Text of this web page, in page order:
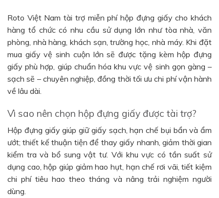
Roto Việt Nam tài trợ miễn phí hộp đựng giấy cho khách
hàng tổ chức có nhu cầu sử dụng lớn như tòa nhà, văn
phòng, nhà hàng, khách sạn, trường học, nhà máy. Khi đặt
mua giấy vệ sinh cuộn lớn sẽ được tặng kèm hộp đựng
giấy phù hợp, giúp chuẩn hóa khu vực vệ sinh gọn gàng –
sạch sẽ – chuyên nghiệp, đồng thời tối ưu chi phí vận hành
về lâu dài.
Vì sao nên chọn hộp đựng giấy được tài trợ?
Hộp đựng giấy giúp giữ giấy sạch, hạn chế bụi bẩn và ẩm
ướt; thiết kế thuận tiện để thay giấy nhanh, giảm thời gian
kiểm tra và bổ sung vật tư. Với khu vực có tần suất sử
dụng cao, hộp giúp giảm hao hụt, hạn chế rơi vãi, tiết kiệm
chi phí tiêu hao theo tháng và nâng trải nghiệm người
dùng.